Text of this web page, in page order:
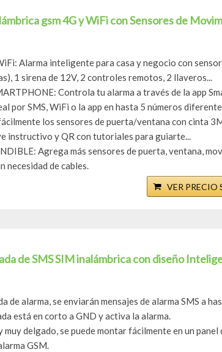
gsm 4G y WiFi con Sensores de
Alarma inteligente para casa y negocio con
1 sirena de 12V, 2 controles remotos, 2 llaveros...
Controla tu alarma a través de la app
por SMS, WiFi o la app en hasta 5 números
los sensores de puerta/ventana con cinta
instructivo y QR con tutoriales para guiarte...
Agrega más sensores de puerta, ventana,
necesidad de cables.
VER PRECIO
de SMS SIM inalámbrica con diseño
de alarma, se enviarán mensajes de alarma SMS a
está en corto a GND y activa la alarma.
delgado, se puede montar fácilmente en un panel
GSM.